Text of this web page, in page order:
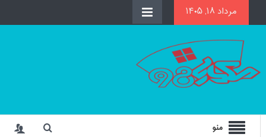
مرداد ۱۸, ۱۴۰۵
منو